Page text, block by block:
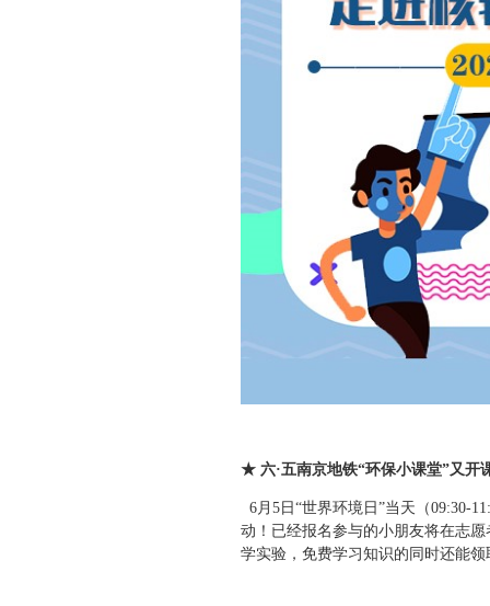
★ 六·五南京地铁“环保小课堂”又开
6月5日“世界环境日”当天（09:30-
动！已经报名参与的小朋友将在志
学实验，免费学习知识的同时还能